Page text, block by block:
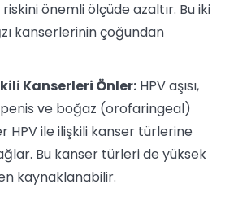
önemli ölçüde azaltır. Bu iki
kanserlerinin çoğundan
Kanserleri Önler: HPV aşısı,
penis ve boğaz (orofaringeal)
HPV ile ilişkili kanser türlerine
Bu kanser türleri de yüksek
kaynaklanabilir.